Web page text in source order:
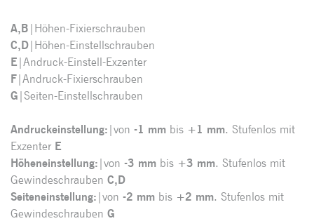
A,B |Höhen-Fixierschrauben
C,D|Höhen-Einstellschrauben
E |Andruck-Einstell-Exzenter
F|Andruck-Fixierschrauben
G |Seiten-Einstellschrauben
Andruckeinstellung: |von -1 mm bis +1 mm. Stufenlos mit
Exzenter E
Höheneinstellung: |von -3 mm bis +3 mm. Stufenlos mit
Gewindeschrauben C,D
Seiteneinstellung: |von -2 mm bis +2 mm. Stufenlos mit
Gewindeschrauben G